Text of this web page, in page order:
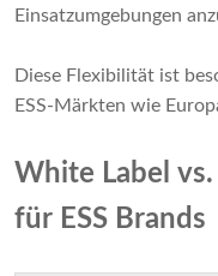
Einsatzumgebungen
Diese Flexibilität ist
ESS-Märkten wie
White Label
für ESS Brands